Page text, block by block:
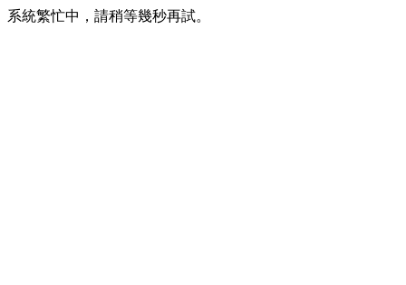
系統繁忙中，請稍等幾秒再試。